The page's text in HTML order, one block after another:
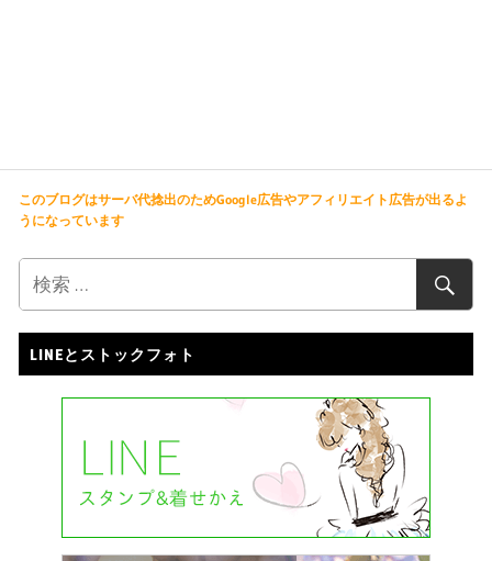
このブログはサーバ代捻出のためGoogle広告やアフィリエイト広告が出るよ
うになっています
LINEとストックフォト